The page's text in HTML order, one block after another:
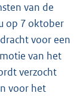
van de
op 7 oktober
voor een
van het
verzocht
voor het